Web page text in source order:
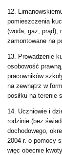
12.
pomieszczenia
(woda, gaz, prąd),
zamontowane na
13. Prowadzenie
osobowość
pracowników
na zewnątrz w
posiłku na terenie
14. Uczniowie i
rodzinie (bez
dochodowego,
2004 r. o pomocy
więc obecnie